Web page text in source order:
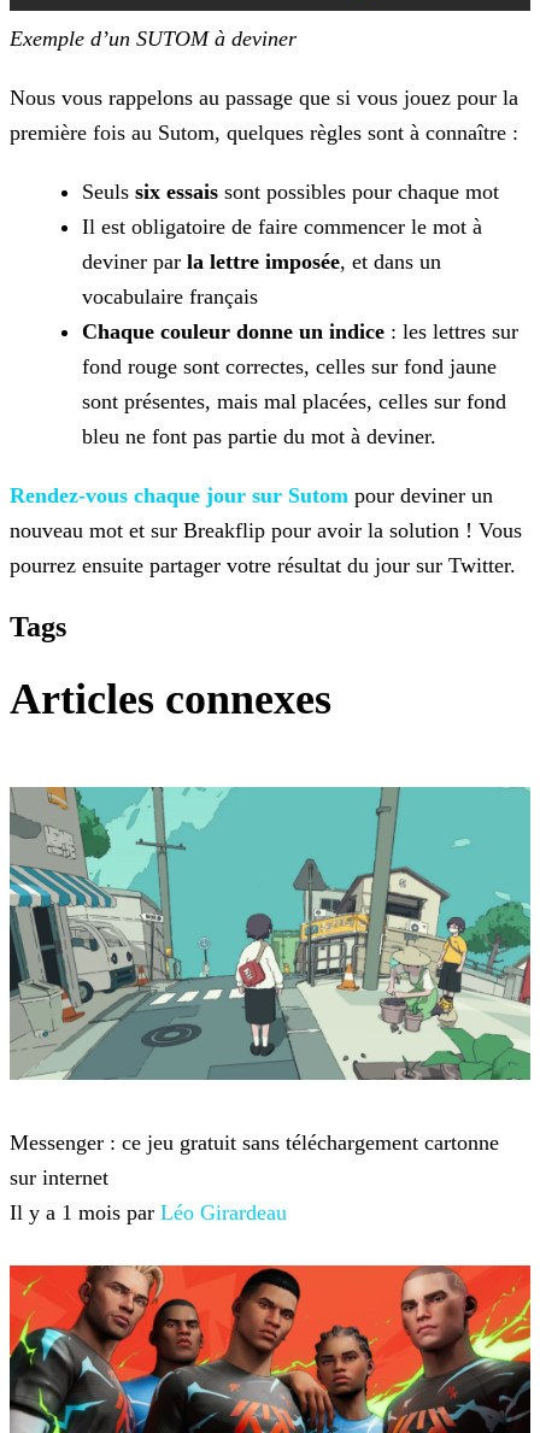
Exemple d’un SUTOM à deviner
Nous vous rappelons au passage que si vous jouez pour la
première fois au Sutom, quelques règles sont à connaître :
Seuls six essais sont possibles pour chaque mot
Il est obligatoire de faire commencer le mot à
deviner par la lettre imposée, et dans un
vocabulaire français
Chaque couleur donne un indice : les lettres sur
fond rouge sont correctes, celles sur fond jaune
sont présentes, mais mal placées, celles sur fond
bleu ne font pas partie du mot à deviner.
Rendez-vous chaque jour sur Sutom pour deviner un
nouveau mot et sur Breakflip pour avoir la solution ! Vous
pourrez ensuite partager votre résultat du jour sur Twitter.
Tags
Articles connexes
Messenger : ce jeu gratuit sans téléchargement cartonne
sur internet
Il y a 1 mois par Léo Girardeau